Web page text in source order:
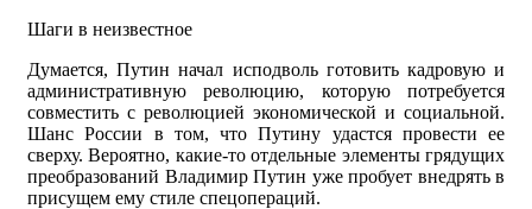
Шаги в неизвестное
Думается, Путин начал исподволь готовить кадровую и
административную революцию, которую потребуется
совместить с революцией экономической и социальной.
Шанс России в том, что Путину удастся провести ее
сверху. Вероятно, какие-то отдельные элементы грядущих
преобразований Владимир Путин уже пробует внедрять в
присущем ему стиле спецопераций.